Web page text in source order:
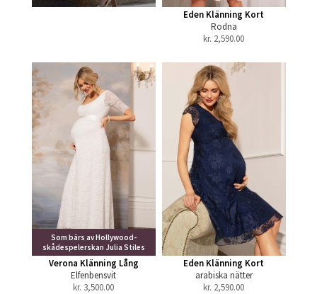
Eden Klänning Kort
Rodna
kr. 2,590.00
Som bärs av Hollywood-
skådespelerskan Julia Stiles
Verona Klänning Lång
Elfenbensvit
kr. 3,500.00
Eden Klänning Kort
arabiska nätter
kr. 2,590.00